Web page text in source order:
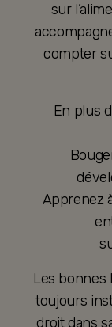
sur
compter
En plus
Apprenez
Les bonnes
toujours
droit dans